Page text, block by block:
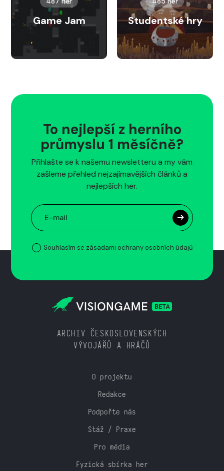
Game Jam Studentské hry
To nejlepší z herního
průmyslu 1 měsíčně?
Přihlašte se k našemu newsletteru a my vám
zašleme přehled nejzajímavějších článků a
nejlepších her.
Souhlasím se zásadami ochrany osobních údajů
ARCHIV ČESKOSLOVENSKÝCH
VÝVOJÁŘŮ A HRÁČŮ
O projektu
Redakce
Podpořte nás
Stáž / Praxe
Pro média
Fyzická sbírka her